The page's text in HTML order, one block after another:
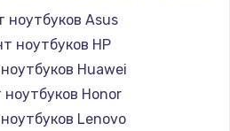
ноутбуков Asus
ноутбуков HP
Huawei
Honor
Lenovo